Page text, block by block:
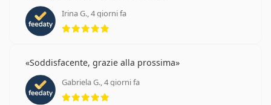
Irina G., 4 giorni fa
Soddisfacente, grazie alla prossima
Gabriela G., 4 giorni fa
valutazione 5 di 5